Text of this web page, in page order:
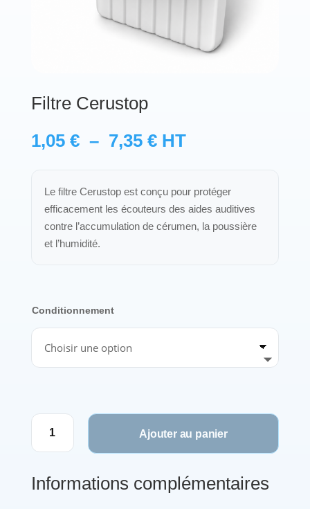
Outillages & consommables
Contact
Filtre Cerustop
1,05 € – 7,35 €Plage
1,05 €
à
7,35 €
HT
Le filtre Cerustop est conçu pour protéger
efficacement les écouteurs des aides auditives
contre l’accumulation de cérumen, la poussière
et l’humidité.
Conditionnement
quantité
Filtre
Ajouter au panier
Informations complémentaires